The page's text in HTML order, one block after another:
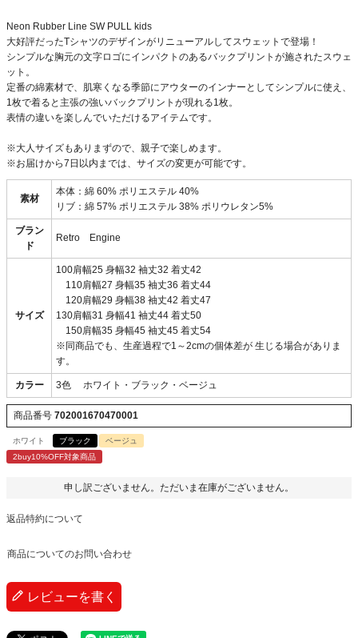
Neon Rubber Line SW PULL kids
大好評だったTシャツのデザインがリニューアルしてスウェットで登場！
シンプルな胸元の文字ロゴにインパクトのあるバックプリントが施されたスウェ
ット。
定番の綿素材で、肌寒くなる季節にアウターのインナーとしてシンプルに使え、
1枚で着ると主張の強いバックプリントが現れる1枚。
表情の違いを楽しんでいただけるアイテムです。
※大人サイズもありまずので、親子で楽しめます。
※お届けから7日以内までは、サイズの変更が可能です。
素材
本体：綿 60% ポリエステル 40%
リブ：綿 57% ポリエステル 38% ポリウレタン5%
ブラン
ド
Retro Engine
サイズ
100肩幅25 身幅32 袖丈32 着丈42
110肩幅27 身幅35 袖丈36 着丈44
120肩幅29 身幅38 袖丈42 着丈47
130肩幅31 身幅41 袖丈44 着丈50
150肩幅35 身幅45 袖丈45 着丈54
※同商品でも、生産過程で1～2cmの個体差が 生じる場合がありま
す。
カラー 3色 ホワイト・ブラック・ベージュ
商品番号 702001670470001
ホワイト ブラック
ベージュ
2buy10%OFF対象商品
申し訳ございません。ただいま在庫がございません。
返品特約について
商品についてのお問い合わせ
レビューを書く